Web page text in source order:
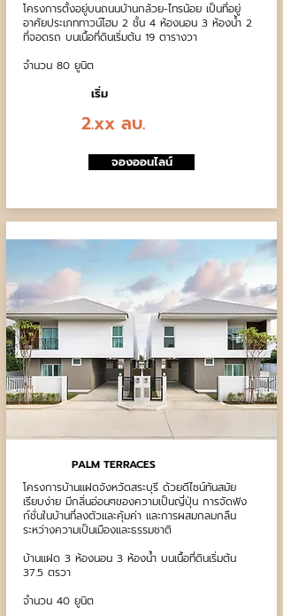
โครงการตั้งอยู่บนถนนบ้านกล้วย-ไทรน้อย เป็นที่อยู่
อาศัยประเภททาวน์โฮม 2 ชั้น 4 ห้องนอน 3 ห้องน้ำ 2
ที่จอดรถ บนเนื้อที่ดินเริ่มต้น 19 ตารางวา
จำนวน 80 ยูนิต
เริ่ม
2.xx ลบ.
จองออนไลน์
PALM TERRACES
โครงการบ้านแฝดจังหวัดสระบุรี ด้วยดีไซน์ทันสมัย
เรียบง่าย มีกลิ่นอ่อนๆของความเป็นญี่ปุ่น การจัดฟัง
ก์ชั่นในบ้านที่ลงตัวและคุ้มค่า และการผสมกลมกลืน
ระหว่างความเป็นเมืองและธรรมชาติ
บ้านแฝด 3 ห้องนอน 3 ห้องน้ำ บนเนื้อที่ดินเริ่มต้น
37.5 ตรวา
จำนวน 40 ยูนิต